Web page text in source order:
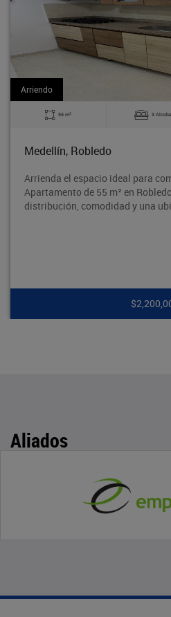
3 Alcobas 2 Baños
para comenzar una nueva etapa.
en Robledo Pajarito, con excelente
y una ubicaci
Aliados